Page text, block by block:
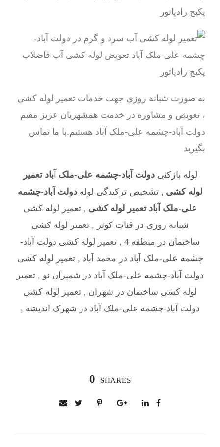
به صورت شبانه روزی جهت خدمات تعمیر لوله کشی
، تعویض و مشاوره در خدمت همشهریان عزیز مقیم
دولت آباد-چشمه علی-ملک آباد هستیم.با ما تماس
بگیرید
لوله بازکنیدولت آباد-چشمه علی-ملک آباد تعمیر
لوله کشی , تشخیص ترکیدگی لوله دولت آباد-چشمه
علی-ملک آباد تعمیر لوله کشی , تعمیر لوله کشی
شبانه روزی در قنات کوثر , تعمیر لوله کشی
ساختمان در منطقه 4
, تعمیر لوله کشی دولت آباد-
چشمه علی-ملک آباد در محمد آباد ,تعمیر لوله کشی
دولت آباد-چشمه علی-ملک آباد در شمیران نو , تعمیر
لوله کشی ساختمان در شهران , تعمیر لوله کشی
دولت آباد-چشمه علی-ملک آباد در شهرک اندیشه ,
0 SHARES